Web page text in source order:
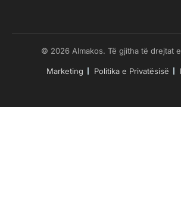
© 2026 Almakos. Të gjitha të drejtat
Marketing Politika e Privatësisë